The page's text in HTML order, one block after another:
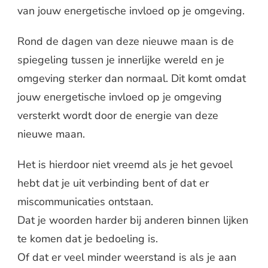
van jouw energetische invloed op je omgeving.
Rond de dagen van deze nieuwe maan is de
spiegeling tussen je innerlijke wereld en je
omgeving sterker dan normaal. Dit komt omdat
jouw energetische invloed op je omgeving
versterkt wordt door de energie van deze
nieuwe maan.
Het is hierdoor niet vreemd als je het gevoel
hebt dat je uit verbinding bent of dat er
miscommunicaties ontstaan.
Dat je woorden harder bij anderen binnen lijken
te komen dat je bedoeling is.
Of dat er veel minder weerstand is als je aan